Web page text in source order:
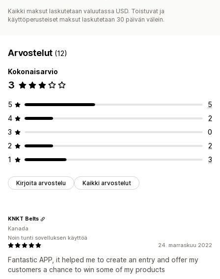
Kaikki maksut laskutetaan valuutassa USD. Toistuvat ja
käyttöperusteiset maksut laskutetaan 30 päivän välein.
Arvostelut (12)
Kokonaisarvio
3
5
5
4
2
3
0
2
2
1
3
Kirjoita arvostelu Kaikki arvostelut
24. marraskuu 2022
Fantastic APP, it helped me to create an entry and offer my
customers a chance to win some of my products
KNKT Belts
Kanada
Noin tunti sovelluksen käyttöä